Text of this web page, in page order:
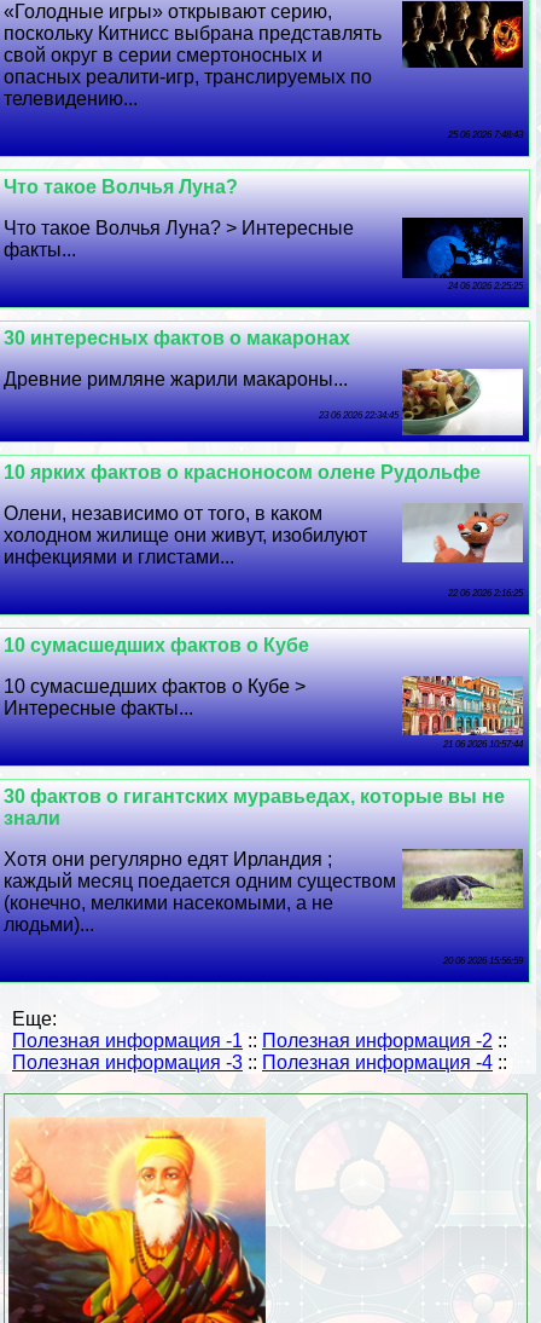
«Голодные игры» открывают серию,
поскольку Китнисс выбрана представлять
свой округ в серии cмepтоносных и
опасных реалити-игр, трaнcлируемых по
телевидению...
25 06 2026 7:48:43
Что такое Волчья Луна?
Что такое Волчья Луна? > Интересные
факты...
24 06 2026 2:25:25
30 интересных фактов о макаронах
Древние римляне жарили макароны...
23 06 2026 22:34:45
10 ярких фактов о красноносом олене Рудольфе
Олени, независимо от того, в каком
холодном жилище они живут, изобилуют
инфекциями и глистами...
22 06 2026 2:16:25
10 cyмacшедших фактов о Кубе
10 cyмacшедших фактов о Кубе >
Интересные факты...
21 06 2026 10:57:44
30 фактов о гигантских муравьедах, которые вы не
знали
Хотя они регулярно едят Ирландия ;
каждый месяц поедается одним существом
(конечно, мелкими насекомыми, а не
людьми)...
20 06 2026 15:56:59
Еще:
Полезная информация -1 :: Полезная информация -2 ::
Полезная информация -3 :: Полезная информация -4 ::